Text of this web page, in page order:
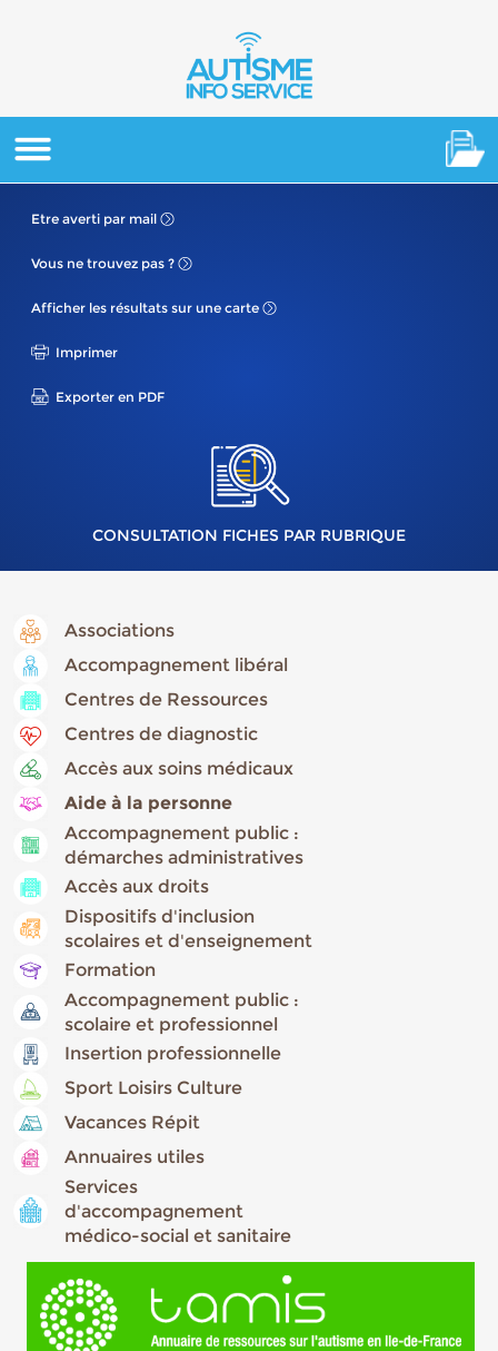
Etre averti par mail
Vous ne trouvez pas ?
Afficher les résultats sur une carte
Imprimer
Exporter en PDF
CONSULTATION FICHES PAR RUBRIQUE
Associations
Accompagnement libéral
Centres de Ressources
Centres de diagnostic
Accès aux soins médicaux
Aide à la personne
Accompagnement public :
démarches administratives
Accès aux droits
Dispositifs d'inclusion
scolaires et d'enseignement
Formation
Accompagnement public :
scolaire et professionnel
Insertion professionnelle
Sport Loisirs Culture
Vacances Répit
Annuaires utiles
Services
d'accompagnement
médico-social et sanitaire